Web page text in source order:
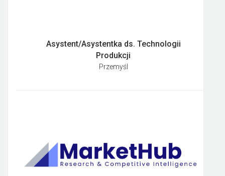
Asystent/Asystentka ds. Technologii
Produkcji
Przemyśl